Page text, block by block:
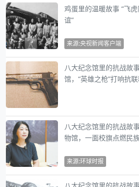
鸡蛋里的温暖故事 “飞
谊”
来源:央视新闻客户端
八大纪念馆里的抗战故
馆，“英雄之枪”打响抗
八大纪念馆里的抗战故
物馆，一面校旗点燃民
来源:环球时报